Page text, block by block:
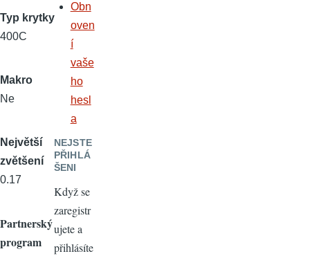
Typ krytky
400C
Makro
Ne
Největší
zvětšení
0.17
Partnerský
program
Obn
oven
í
vaše
ho
hesl
a
NEJSTE
PŘIHLÁ
ŠENI
Když se
zaregistr
ujete a
přihlásíte